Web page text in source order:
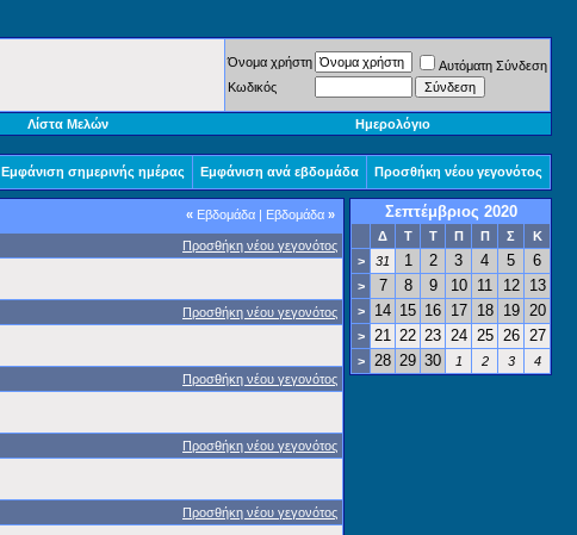
Όνομα χρήστη
Αυτόματη Σύνδεση
Κωδικός
Λίστα Μελών Ημερολόγιο
Εμφάνιση σημερινής ημέρας Εμφάνιση ανά εβδομάδα Προσθήκη νέου γεγονότος
« Εβδομάδα | Εβδομάδα »
Προσθήκη νέου γεγονότος
Προσθήκη νέου γεγονότος
Προσθήκη νέου γεγονότος
Προσθήκη νέου γεγονότος
Προσθήκη νέου γεγονότος
Σεπτέμβριος 2020
Δ Τ Τ Π Π Σ
Κ
>
31 1 2 3 4 5 6
> 7 8 9 10 11 12 13
> 14 15 16 17 18 19 20
> 21 22 23 24 25 26 27
> 28 29 30 1 2 3 4